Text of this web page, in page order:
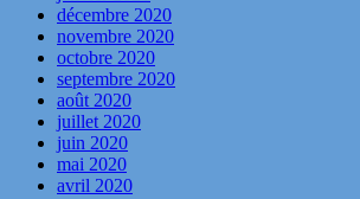
décembre 2020
novembre 2020
octobre 2020
septembre 2020
août 2020
juillet 2020
juin 2020
mai 2020
avril 2020